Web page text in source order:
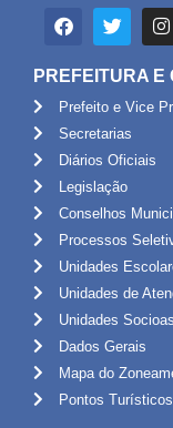
PREFEITURA E
Prefeito e Vice
Secretarias
Diários Oficiais
Legislação
Conselhos
Processos
Unidades
Unidades de
Unidades
Dados Gerais
Mapa do
Pontos Turísticos